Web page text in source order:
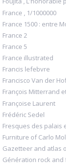
France , 1/1000000
France 1500 : entre
France 2
France 5
France illustrated
Francis lefebvre
Francisco Van der
François Mitterrand
Françoise Laurent
Frédéric Sedel
Fresques des palais
Furniture of Carlo
Gazetteer and atlas
Génération rock and